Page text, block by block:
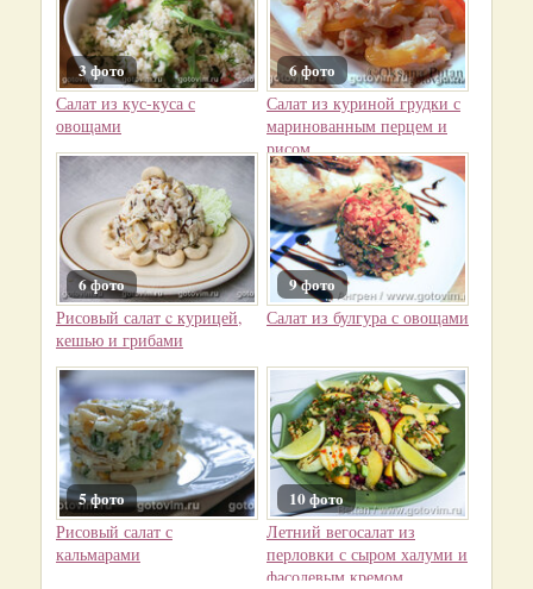
3 фото
Салат из кус-куса с
овощами
6 фото
Салат из куриной грудки с
маринованным перцем и
рисом
6 фото
Рисовый салат c курицей,
кешью и грибами
9 фото
Салат из булгура с овощами
5 фото
Рисовый салат с
кальмарами
10 фото
Летний вегосалат из
перловки с сыром халуми и
фасолевым кремом